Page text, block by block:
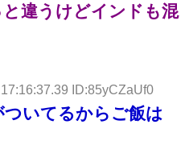
違うけどインドも混
ID:85yCZaUf0
いてるからご飯は